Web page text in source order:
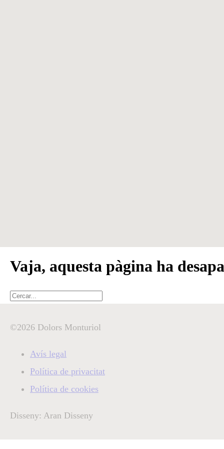
Vaja, aquesta pàgina ha
Cercar
©2026 Dolors Monturiol
Avís legal
Política de privacitat
Política de cookies
Disseny: Aran Disseny